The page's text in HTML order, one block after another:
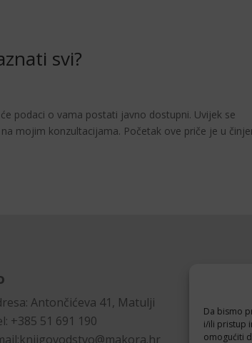
Da bismo
i/ili pristup
omogućiti
svi?
podaci o vama postati javno dostupni. Uvijek se
mojim konzultacijama. Početak ove priče je u
Antončićeva 41, Matulji
+385 51 691 190